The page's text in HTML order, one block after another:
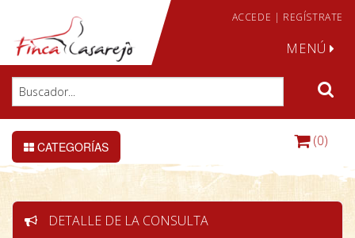
ACCEDE | REGÍSTRATE
MENÚ
CATEGORÍAS (0)
DETALLE DE LA CONSULTA